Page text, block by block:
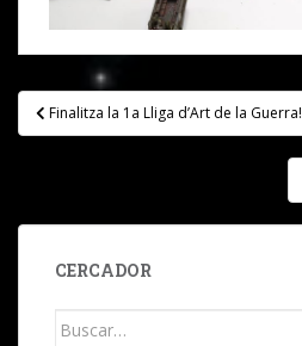
Navegación
de
Finalitza la 1a Lliga d’Art de la Guerra!
CERCADOR
Buscar: